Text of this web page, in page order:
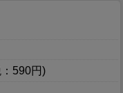
590円)